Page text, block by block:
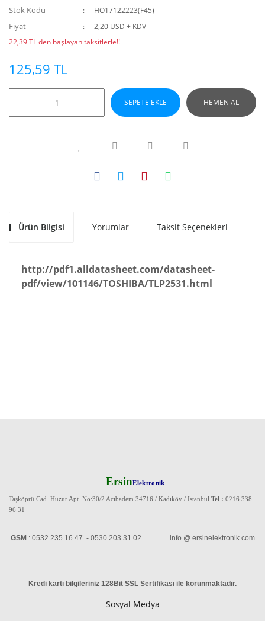
Stok Kodu HO17122223(F45)
Fiyat
2,20 USD + KDV
22,39 TL den başlayan taksitlerle!!
125,59 TL
SEPETE EKLE HEMEN AL
Ürün Bilgisi Yorumlar Taksit Seçenekleri
http://pdf1.alldatasheet.com/datasheet-
pdf/view/101146/TOSHIBA/TLP2531.html
ErsinElektronik
Taşköprü Cad. Huzur Apt. No:30/2 Acıbadem 34716 / Kadıköy / Istanbul Tel : 0216 338
96 31
GSM : 0532 235 16 47 - 0530 203 31 02 info @ ersinelektronik.com
Kredi kartı bilgileriniz 128Bit SSL Sertifikası ile korunmaktadır.
Sosyal Medya